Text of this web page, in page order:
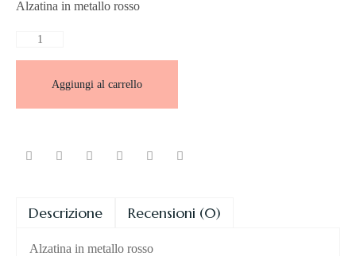
Alzatina in metallo rosso
Aggiungi al carrello
Descrizione Recensioni (0)
Alzatina in metallo rosso